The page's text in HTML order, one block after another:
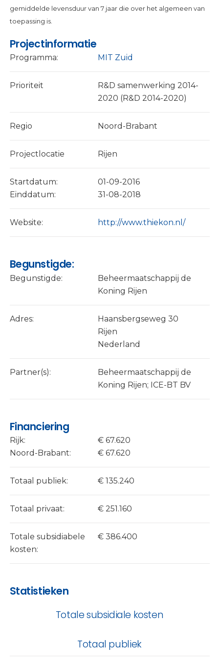
gemiddelde levensduur van 7 jaar die over het algemeen van
toepassing is.
Projectinformatie
Programma: MIT Zuid
Prioriteit
R&D samenwerking 2014-
2020 (R&D 2014-2020)
Regio Noord-Brabant
Projectlocatie Rijen
Startdatum:
01-09-2016
Einddatum:
31-08-2018
Website: http://www.thiekon.nl/
Begunstigde:
Begunstigde:
Beheermaatschappij de
Koning Rijen
Adres:
Haansbergseweg 30
Rijen
Nederland
Partner(s):
Beheermaatschappij de
Koning Rijen; ICE-BT BV
Financiering
Rijk:
€ 67.620
Noord-Brabant:
€ 67.620
Totaal publiek: € 135.240
Totaal privaat: € 251.160
Totale subsidiabele
kosten:
€ 386.400
Statistieken
Totale subsidiale kosten
Totaal publiek